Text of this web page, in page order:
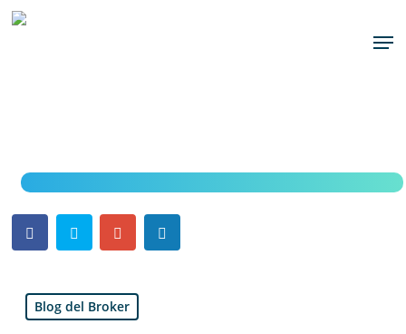
Skip
to
Blog del Broker